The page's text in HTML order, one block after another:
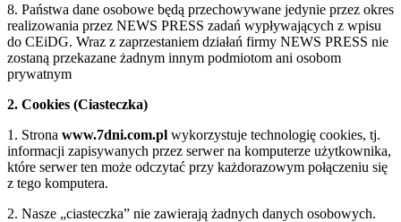
8. Państwa dane osobowe będą przechowywane jedynie przez okres
realizowania przez NEWS PRESS zadań wypływających z wpisu
do CEiDG. Wraz z zaprzestaniem działań firmy NEWS PRESS nie
zostaną przekazane żadnym innym podmiotom ani osobom
prywatnym
2. Cookies (Ciasteczka)
1. Strona www.7dni.com.pl wykorzystuje technologię cookies, tj.
informacji zapisywanych przez serwer na komputerze użytkownika,
które serwer ten może odczytać przy każdorazowym połączeniu się
z tego komputera.
2. Nasze „ciasteczka” nie zawierają żadnych danych osobowych.